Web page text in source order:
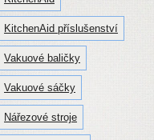
KitchenAid příslušenství
Vakuové baličky
Vakuové sáčky
Nářezové stroje